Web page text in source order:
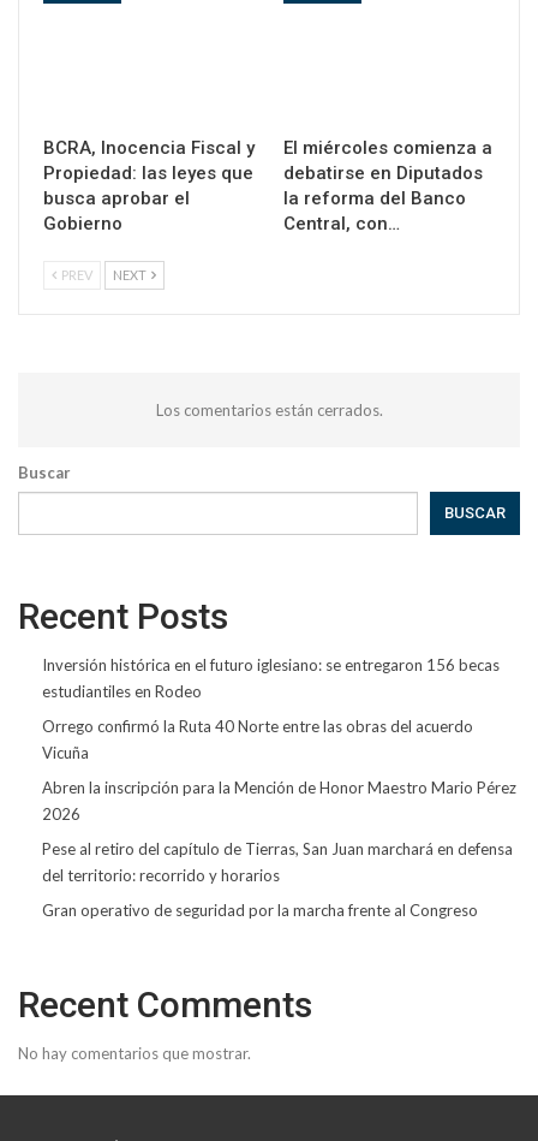
BCRA, Inocencia Fiscal y
Propiedad: las leyes que
busca aprobar el
Gobierno
El miércoles comienza a
debatirse en Diputados
la reforma del Banco
Central, con…
PREV NEXT
Los comentarios están cerrados.
Buscar
BUSCAR
Recent Posts
Inversión histórica en el futuro iglesiano: se entregaron 156 becas
estudiantiles en Rodeo
Orrego confirmó la Ruta 40 Norte entre las obras del acuerdo
Vicuña
Abren la inscripción para la Mención de Honor Maestro Mario Pérez
2026
Pese al retiro del capítulo de Tierras, San Juan marchará en defensa
del territorio: recorrido y horarios
Gran operativo de seguridad por la marcha frente al Congreso
Recent Comments
No hay comentarios que mostrar.